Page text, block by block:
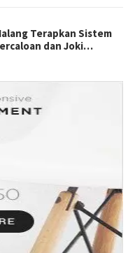
Terapkan Sistem
dan Joki